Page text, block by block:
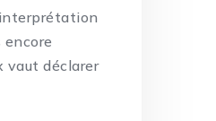
vaut déclarer